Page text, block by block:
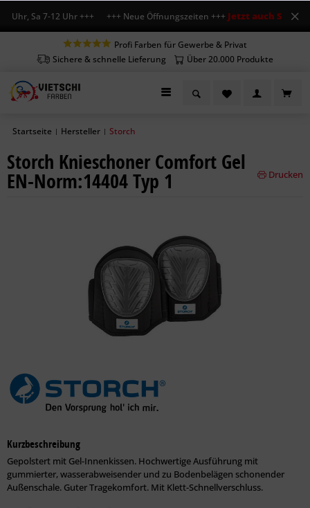
Uhr, Sa 7-12 Uhr +++ +++ Neue Öffnungszeiten +++Jetzt auch Sa
Profi Farben für Gewerbe & Privat
Sichere & schnelle Lieferung
Über 20.000 Produkte
Startseite | Hersteller | Storch
Storch Knieschoner Comfort Gel
EN-Norm:14404 Typ 1 Drucken
Kurzbeschreibung
Gepolstert mit Gel-Innenkissen. Hochwertige Ausführung mit
gummierter, wasserabweisender und zu Bodenbelägen schonender
Außenschale. Guter Tragekomfort. Mit Klett-Schnellverschluss.